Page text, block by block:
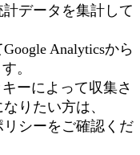
データを集計して
Analyticsから
。
ーによって収集さ
りたい方は、
リシーをご確認くだ